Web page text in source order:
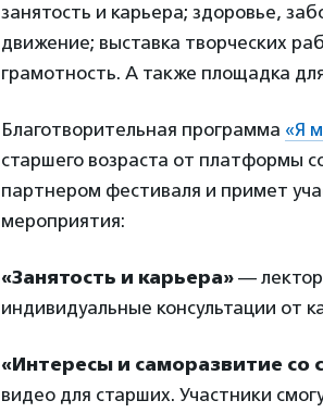
занятость и карьера; здоровье,
движение; выставка творческих
грамотность. А также площадка
Благотворительная программа «Я
старшего возраста от платформы
партнером фестиваля и примет
мероприятия:
«Занятость и карьера» —
индивидуальные консультации от
«Интересы и саморазвитие со
видео для старших. Участники